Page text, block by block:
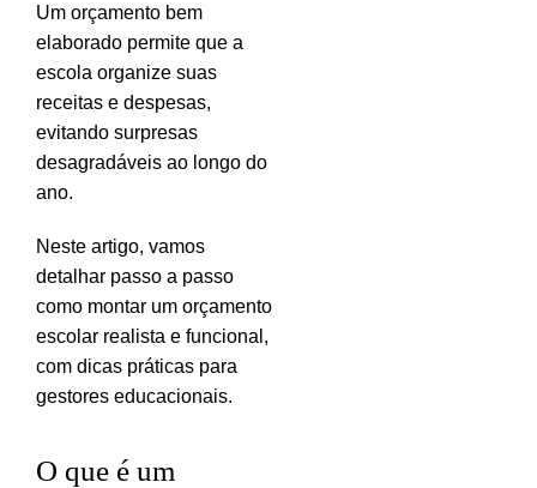
Um orçamento bem
elaborado permite que a
escola organize suas
receitas e despesas,
evitando surpresas
desagradáveis ao longo do
ano.
Neste artigo, vamos
detalhar passo a passo
como montar um orçamento
escolar realista e funcional,
com dicas práticas para
gestores educacionais.
O que é um